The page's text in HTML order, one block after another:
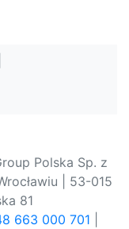
Polska Sp. z
| 53-015
81
663 000 701